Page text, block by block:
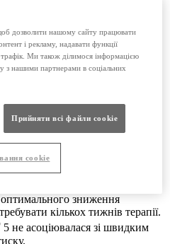
брадикініну, потужного
роль, яку відіграє даний
залишається не
® 5 знижує артеріальний
активності ренін-
системи (РAAС). Берліприл® 5
ефект навіть у пацієнтів з
з артеріальною
артеріального тиску у
вертикальному положеннях без
скорочень.
виникає нечасто. У
оптимального зниження
кількох тижнів терапії.
5 не асоціювалася зі швидким
дозволити нашому сайту працювати
і рекламу, надавати функції
Ми також ділимося інформацією
з нашими партнерами в соціальних
Прийняти всі файли сookie
cookie